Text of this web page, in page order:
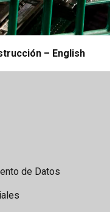
– English
de Datos